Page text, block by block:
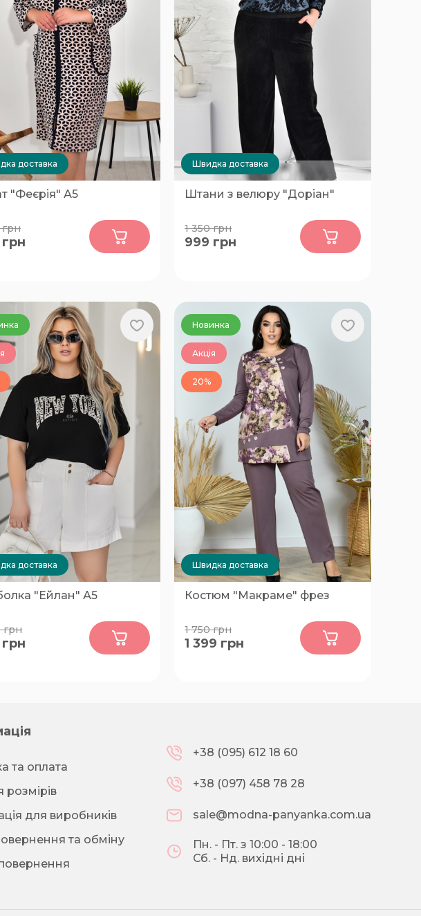
доставка
"Феєрія" А5
грн
грн
Швидка доставка
Штани з велюру "Доріан"
70
1 350грн
999 грн
доставка
"Ейлан" А5
грн
грн
Новинка
Акція
20%
Швидка доставка
Костюм "Макраме" фрез
54
1 750грн
1 399 грн
та оплата
розмірів
для виробників
та обміну
+38 (095) 612 18 60
+38 (097) 458 78 28
sale@modna-panyanka.com.ua
Пн. - Пт. з 10:00 - 18:00
Сб. - Нд. вихідні дні